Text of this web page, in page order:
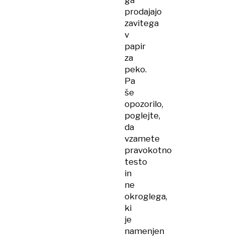
prodajajo
zavitega
v
papir
za
peko.
Pa
še
opozorilo,
poglejte,
da
vzamete
pravokotno
testo
in
ne
okroglega,
ki
je
namenjen